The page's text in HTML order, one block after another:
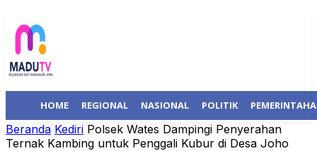
HOME REGIONAL NASIONAL POLITIK
Beranda Kediri Polsek Wates Dampingi Penyerahan
Ternak Kambing untuk Penggali Kubur di Desa Joho